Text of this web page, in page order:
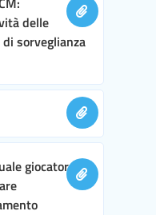
delle
sorveglianza
giocatore